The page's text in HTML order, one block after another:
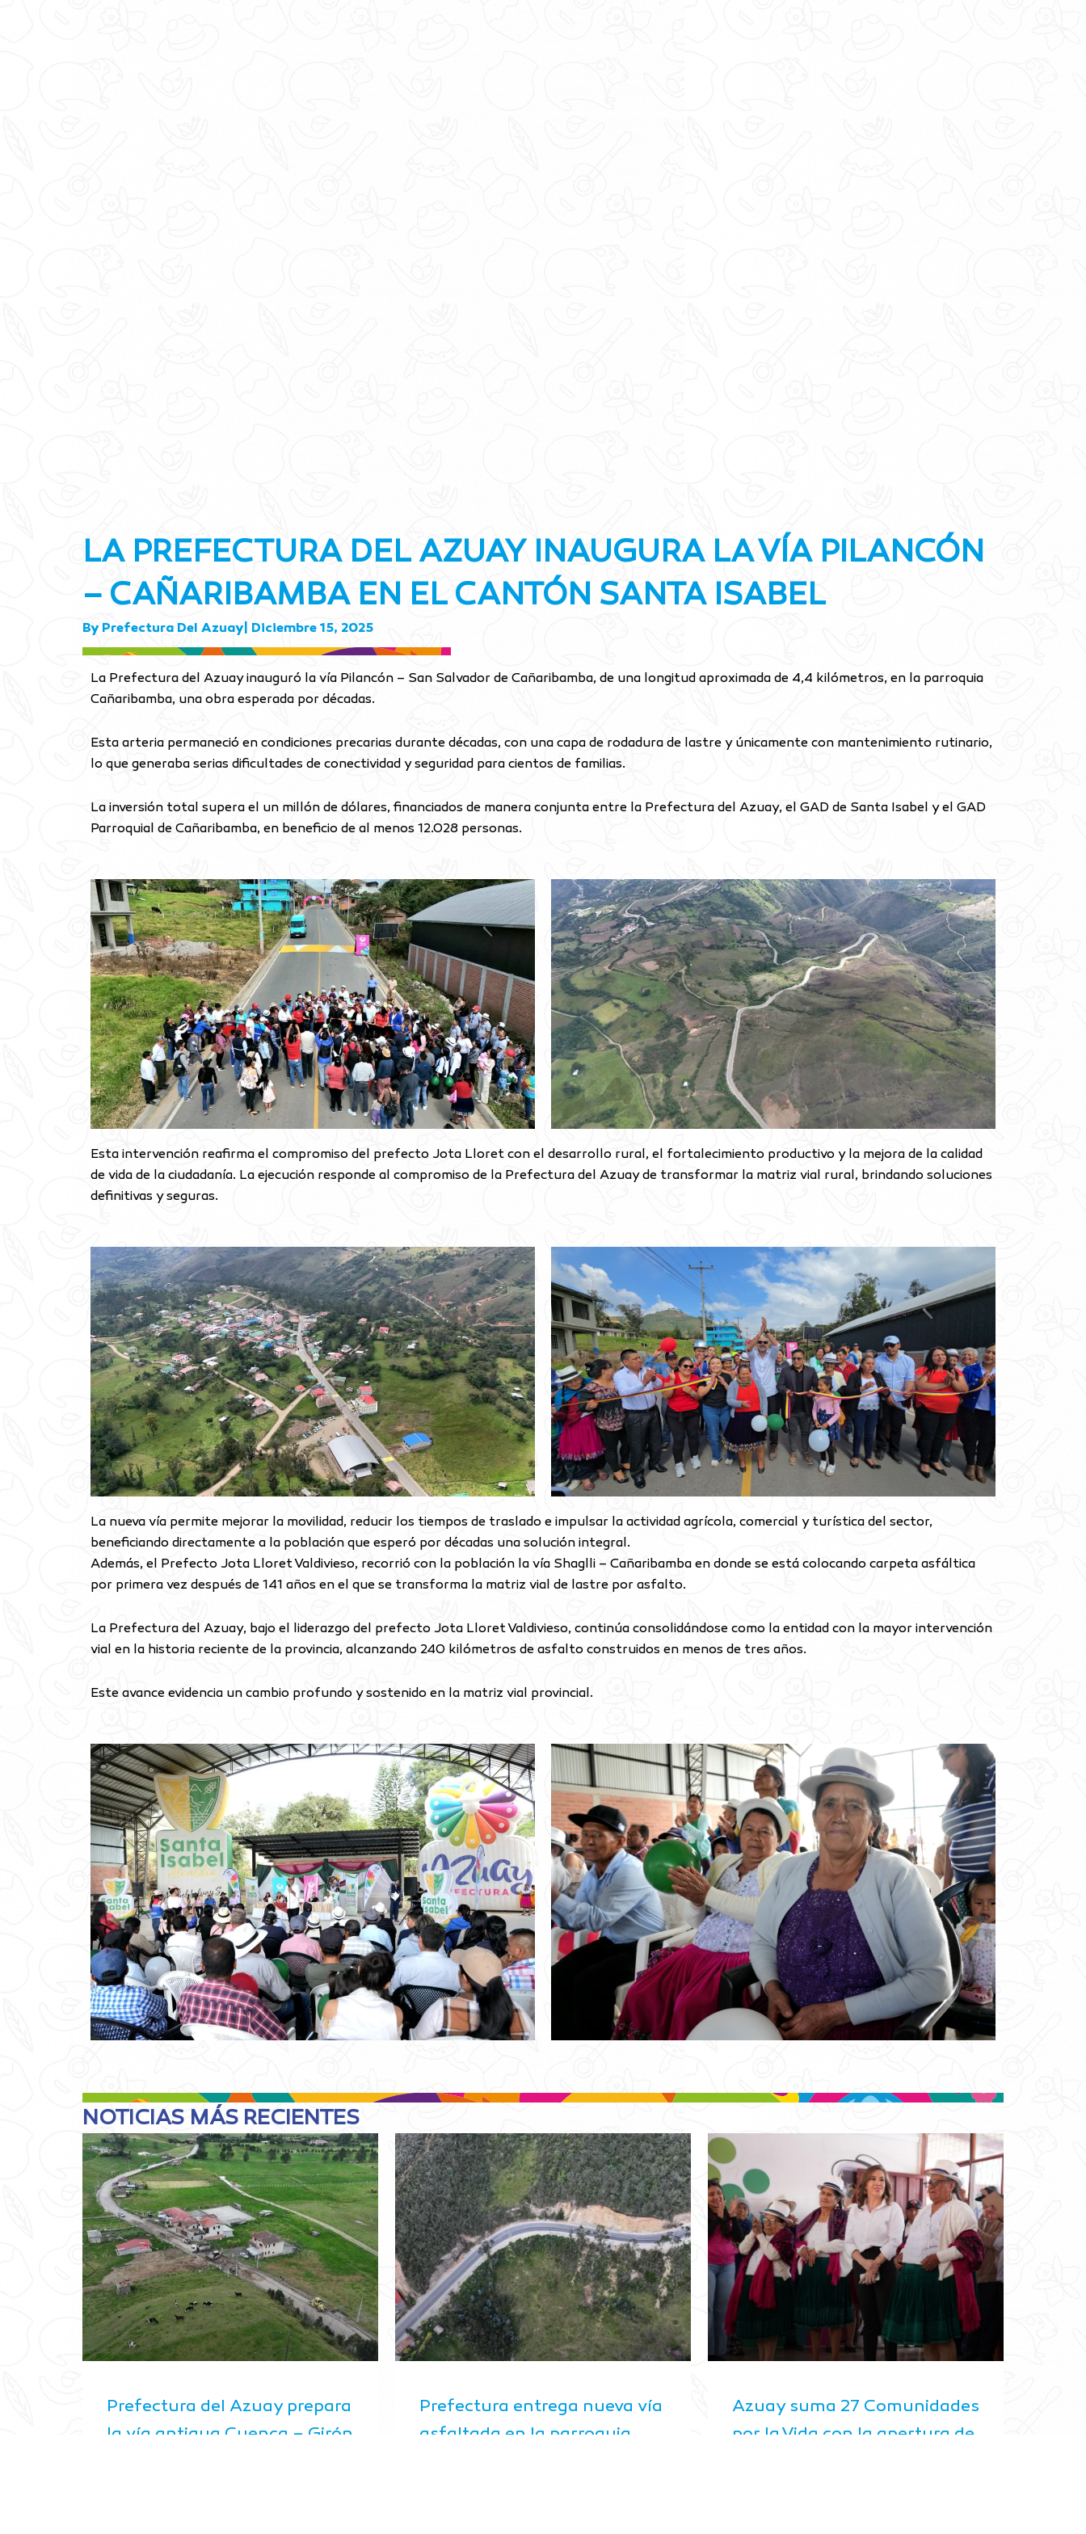
LA PREFECTURA DEL AZUAY INAUGURA LA VÍA PILANCÓN
– CAÑARIBAMBA EN EL CANTÓN SANTA ISABEL
ByPrefectura Del Azuay Diciembre 15, 2025
La Prefectura del Azuay inauguró la vía Pilancón – San Salvador de Cañaribamba, de una longitud aproximada de 4,4 kilómetros, en la parroquia
Cañaribamba, una obra esperada por décadas.
Esta arteria permaneció en condiciones precarias durante décadas, con una capa de rodadura de lastre y únicamente con mantenimiento rutinario,
lo que generaba serias dificultades de conectividad y seguridad para cientos de familias.
La inversión total supera el un millón de dólares, financiados de manera conjunta entre la Prefectura del Azuay, el GAD de Santa Isabel y el GAD
Parroquial de Cañaribamba, en beneficio de al menos 12.028 personas.
Esta intervención reafirma el compromiso del prefecto Jota Lloret con el desarrollo rural, el fortalecimiento productivo y la mejora de la calidad
de vida de la ciudadanía. La ejecución responde al compromiso de la Prefectura del Azuay de transformar la matriz vial rural, brindando soluciones
definitivas y seguras.
La nueva vía permite mejorar la movilidad, reducir los tiempos de traslado e impulsar la actividad agrícola, comercial y turística del sector,
beneficiando directamente a la población que esperó por décadas una solución integral.
Además, el Prefecto Jota Lloret Valdivieso, recorrió con la población la vía Shaglli – Cañaribamba en donde se está colocando carpeta asfáltica
por primera vez después de 141 años en el que se transforma la matriz vial de lastre por asfalto.
La Prefectura del Azuay, bajo el liderazgo del prefecto Jota Lloret Valdivieso, continúa consolidándose como la entidad con la mayor intervención
vial en la historia reciente de la provincia, alcanzando 240 kilómetros de asfalto construidos en menos de tres años.
Este avance evidencia un cambio profundo y sostenido en la matriz vial provincial.
NOTICIAS MÁS RECIENTES
Prefectura del Azuay prepara
la vía antigua Cuenca – Girón
Prefectura entrega nueva vía
asfaltada en la parroquia
Azuay suma 27 Comunidades
por la Vida con la apertura de